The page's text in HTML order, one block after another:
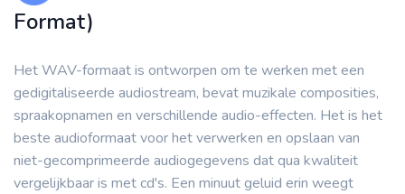
Format)
Het WAV-formaat is ontworpen om te werken met een
gedigitaliseerde audiostream, bevat muzikale composities,
spraakopnamen en verschillende audio-effecten. Het is het
beste audioformaat voor het verwerken en opslaan van
niet-gecomprimeerde audiogegevens dat qua kwaliteit
vergelijkbaar is met cd's. Een minuut geluid erin weegt